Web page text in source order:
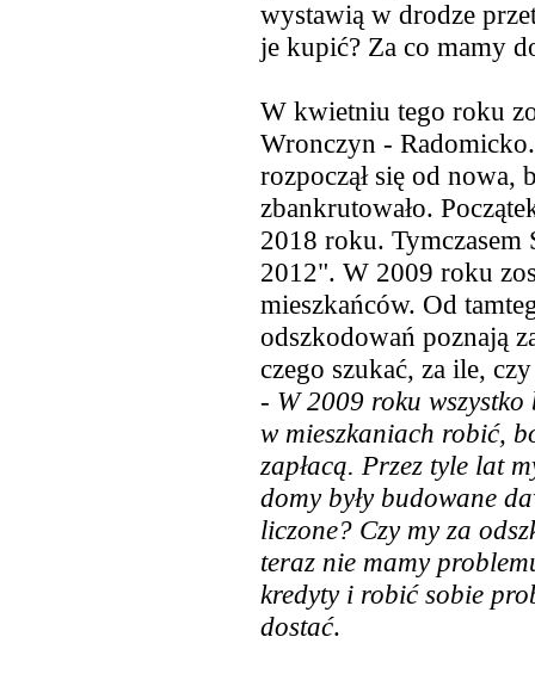
wystawią w drodze
je kupić? Za co mamy
W kwietniu tego roku
Wronczyn -
rozpoczął się od
zbankrutowało.
2018 roku. Tymczasem
2012". W 2009 roku
mieszkańców. Od
odszkodowań poznają
czego szukać, za ile,
- W 2009 roku
w mieszkaniach robić,
zapłacą. Przez tyle lat
domy były budowane
liczone? Czy my za
teraz nie mamy
kredyty i robić sobie
dostać.